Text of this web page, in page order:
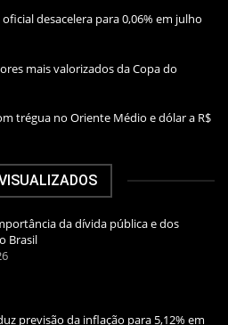
desacelera para 0,06% em julho
mais valorizados da Copa do
trégua no Oriente Médio e dólar a R$
da dívida pública e dos
Brasil
previsão da inflação para 5,12% em